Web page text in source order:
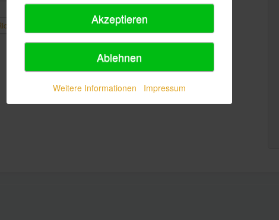
Akzeptieren
Ablehnen
Weitere Informationen Impressum